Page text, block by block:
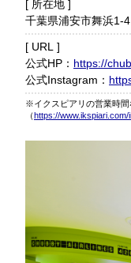
所在地
千葉県浦安市舞浜1-
URL
公式HP： https://
公式Instagram：
※イクスピアリの営業時
（https://